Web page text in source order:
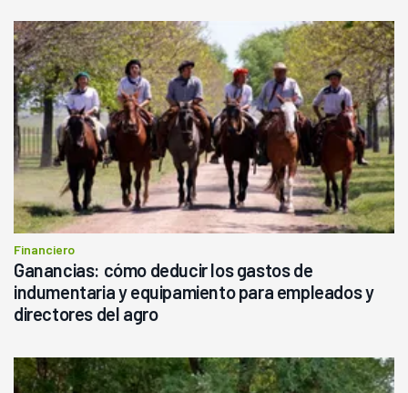
Financiero
Ganancias: cómo deducir los gastos de
indumentaria y equipamiento para empleados y
directores del agro